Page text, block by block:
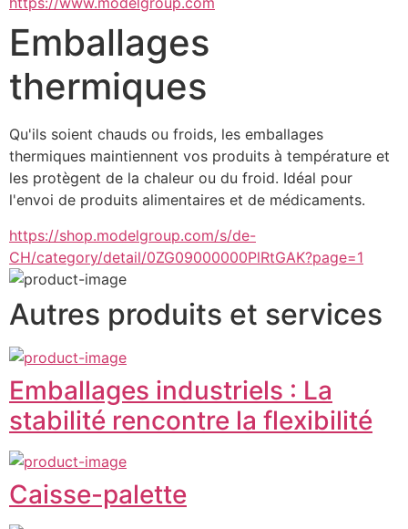
Emballages
thermiques
Qu'ils soient chauds ou froids, les emballages
thermiques maintiennent vos produits à température et
les protègent de la chaleur ou du froid. Idéal pour
l'envoi de produits alimentaires et de médicaments.
https://shop.modelgroup.com/s/de-
CH/category/detail/0ZG09000000PlRtGAK?page=1
Autres produits et services
Emballages industriels : La
stabilité rencontre la flexibilité
Caisse-palette